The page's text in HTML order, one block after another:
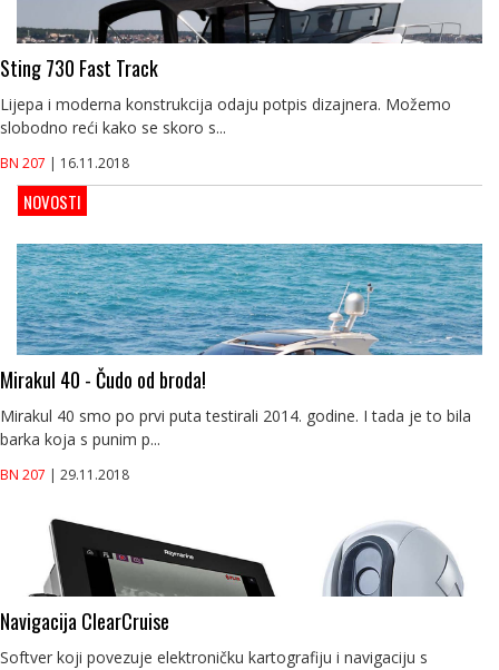
Sting 730 Fast Track
Lijepa i moderna konstrukcija odaju potpis dizajnera. Možemo
slobodno reći kako se skoro s...
BN 207 | 16.11.2018
NOVOSTI
Mirakul 40 - Čudo od broda!
Mirakul 40 smo po prvi puta testirali 2014. godine. I tada je to bila
barka koja s punim p...
BN 207 | 29.11.2018
Navigacija ClearCruise
Softver koji povezuje elektroničku kartografiju i navigaciju s